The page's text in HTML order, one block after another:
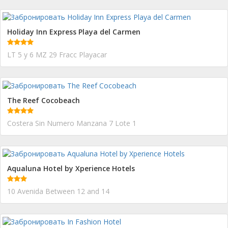
Holiday Inn Express Playa del Carmen
LT 5 y 6 MZ 29 Fracc Playacar
The Reef Cocobeach
Costera Sin Numero Manzana 7 Lote 1
Aqualuna Hotel by Xperience Hotels
10 Avenida Between 12 and 14